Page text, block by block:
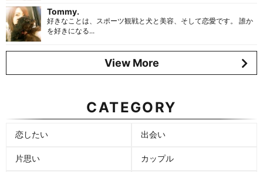
Tommy.
好きなことは、スポーツ観戦と犬と美容、そして恋愛です。 誰か
を好きになる...
View More
CATEGORY
恋したい 出会い
片思い カップル